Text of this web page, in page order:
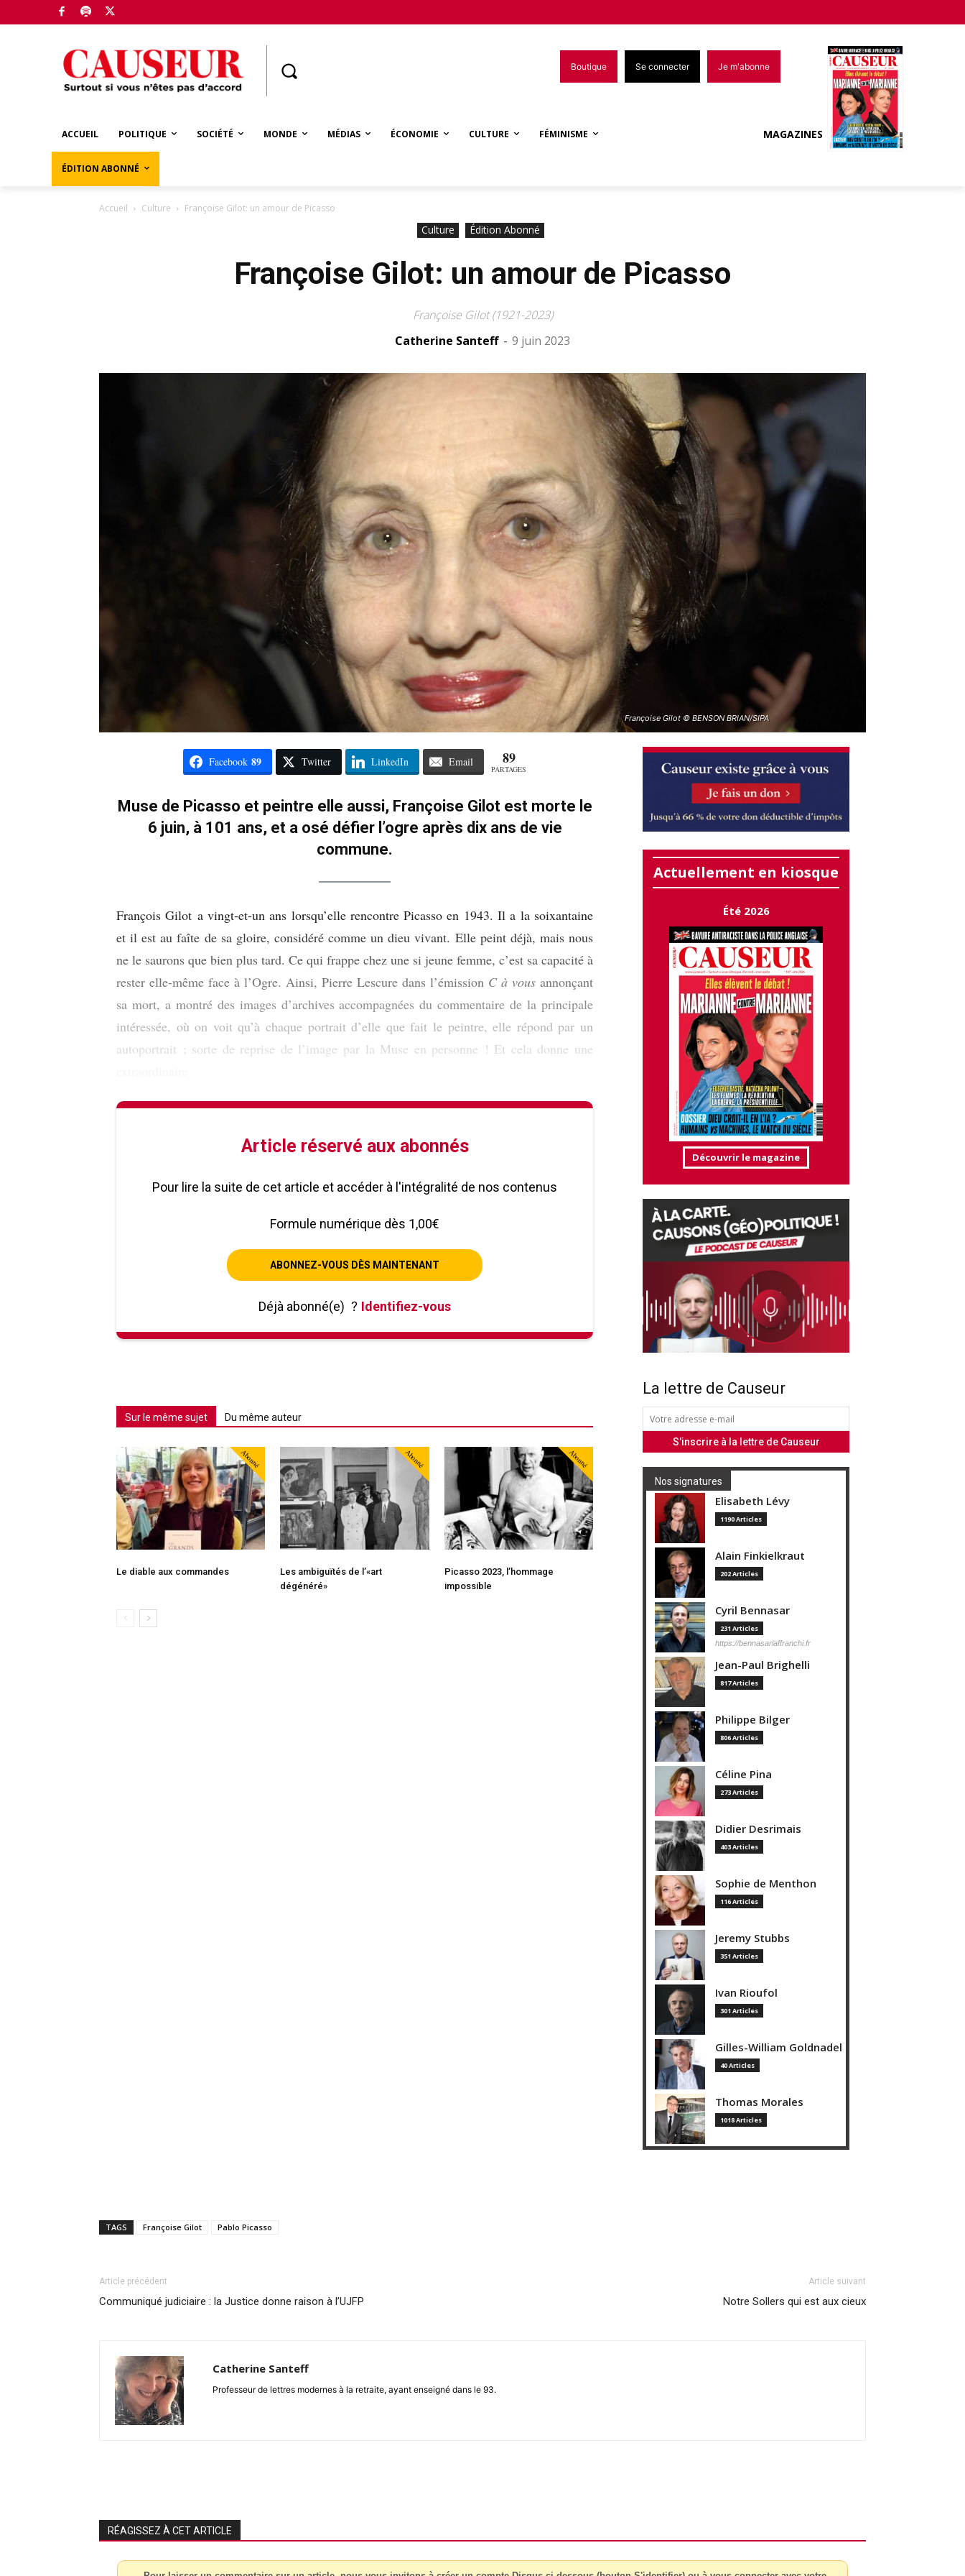
Boutique Se connecter Je m'abonne
ACCUEIL POLITIQUE SOCIÉTÉ MONDE MÉDIAS ÉCONOMIE CULTURE FÉMINISME
ÉDITION ABONNÉ
MAGAZINES
Accueil Culture Françoise Gilot: un amour de Picasso
Culture Édition Abonné
Françoise Gilot: un amour de Picasso
Françoise Gilot (1921-2023)
Catherine Santeff - 9 juin 2023
Françoise Gilot © BENSON BRIAN/SIPA
Facebook 89 Twitter LinkedIn Email 89
PARTAGES
Muse de Picasso et peintre elle aussi, Françoise Gilot est morte le
6 juin, à 101 ans, et a osé défier l’ogre après dix ans de vie
commune.
François Gilot a vingt-et-un ans lorsqu’elle rencontre Picasso en 1943. Il a la soixantaine
et il est au faîte de sa gloire, considéré comme un dieu vivant. Elle peint déjà, mais nous
ne le saurons que bien plus tard. Ce qui frappe chez une si jeune femme, c’est sa capacité à
rester elle-même face à l’Ogre. Ainsi, Pierre Lescure dans l’émission C à vous annonçant
sa mort, a montré des images d’archives accompagnées du commentaire de la principale
intéressée, où on voit qu’à chaque portrait d’elle que fait le peintre, elle répond par un
autoportrait ; sorte de reprise de l’image par la Muse en personne ! Et cela donne une
Article réservé aux abonnés
Pour lire la suite de cet article et accéder à l'intégralité de nos contenus
Formule numérique dès 1,00€
ABONNEZ-VOUS DÈS MAINTENANT
Déjà abonné(e) ? Identifiez-vous
Sur le même sujet Du même auteur
Abonné
Le diable aux commandes
Abonné
Les ambiguïtés de l’«art
dégénéré»
Abonné
Picasso 2023, l’hommage
impossible
Actuellement en kiosque
Été 2026
Découvrir le magazine
La lettre de Causeur
Nos signatures
Elisabeth Lévy
1190 Articles
Alain Finkielkraut
202 Articles
Cyril Bennasar
231 Articles
https://bennasarlaffranchi.fr
Jean-Paul Brighelli
817 Articles
Philippe Bilger
806 Articles
Céline Pina
273 Articles
Didier Desrimais
403 Articles
Sophie de Menthon
116 Articles
Jeremy Stubbs
351 Articles
Ivan Rioufol
301 Articles
Gilles-William Goldnadel
40 Articles
Thomas Morales
1018 Articles
TAGS Françoise Gilot Pablo Picasso
Article précédent
Communiqué judiciaire : la Justice donne raison à l’UJFP
Article suivant
Notre Sollers qui est aux cieux
Catherine Santeff
Professeur de lettres modernes à la retraite, ayant enseigné dans le 93.
RÉAGISSEZ À CET ARTICLE